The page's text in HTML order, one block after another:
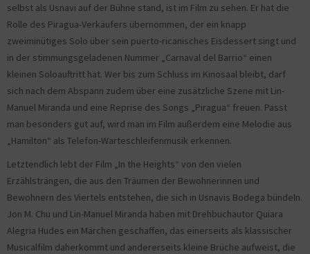
selbst als Usnavi auf der Bühne stand, ist im Film zu sehen. Er hat die
Rolle des Piragua-Verkäufers übernommen, der ein knapp
zweiminütiges Solo über sein puerto-ricanisches Eisdessert singt und
in der stimmungsgeladenen Nummer „Carnaval del Barrio“ einen
kleinen Soloauftritt hat. Wer bis zum Schluss im Kinosaal bleibt, darf
sich nach dem Abspann zudem über eine zusätzliche Szene mit Lin-
Manuel Miranda und eine Reprise des Songs „Piragua“ freuen. Passt
man besonders gut auf, wird man im Film außerdem eine Melodie aus
„Hamilton“ als Telefon-Warteschleifenmusik erkennen.
Letztendlich lebt der Film „In the Heights“ von den vielen
Erzählsträngen, die aus den Träumen der Bewohnerinnen und
Bewohnern des Viertels entstehen, die sich in Usnavis Bodega bündeln.
Jon M. Chu und Lin-Manuel Miranda haben mit Drehbuchautor Quiara
Alegria Hudes ein Märchen geschaffen, das einerseits als klassischer
Musicalfilm daherkommt und andererseits kleine Brüche aufweist, die